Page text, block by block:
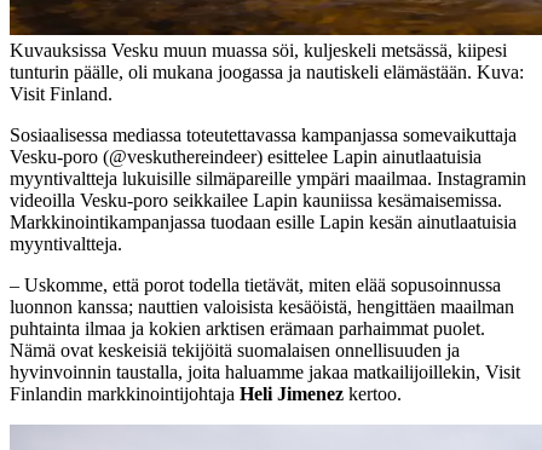
Kuvauksissa Vesku muun muassa söi, kuljeskeli metsässä, kiipesi
tunturin päälle, oli mukana joogassa ja nautiskeli elämästään. Kuva:
Visit Finland.
Sosiaalisessa mediassa toteutettavassa kampanjassa somevaikuttaja
Vesku-poro (@veskuthereindeer) esittelee Lapin ainutlaatuisia
myyntivaltteja lukuisille silmäpareille ympäri maailmaa. Instagramin
videoilla Vesku-poro seikkailee Lapin kauniissa kesämaisemissa.
Markkinointikampanjassa tuodaan esille Lapin kesän ainutlaatuisia
myyntivaltteja.
– Uskomme, että porot todella tietävät, miten elää sopusoinnussa
luonnon kanssa; nauttien valoisista kesäöistä, hengittäen maailman
puhtainta ilmaa ja kokien arktisen erämaan parhaimmat puolet.
Nämä ovat keskeisiä tekijöitä suomalaisen onnellisuuden ja
hyvinvoinnin taustalla, joita haluamme jakaa matkailijoillekin, Visit
Finlandin markkinointijohtaja Heli Jimenez kertoo.